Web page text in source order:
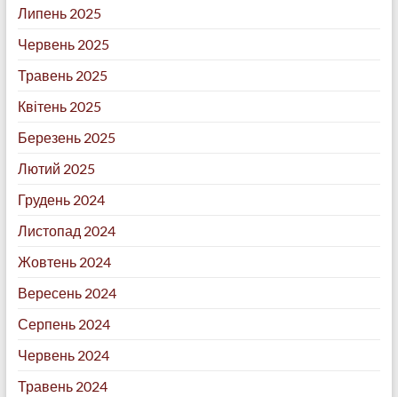
Липень 2025
Червень 2025
Травень 2025
Квітень 2025
Березень 2025
Лютий 2025
Грудень 2024
Листопад 2024
Жовтень 2024
Вересень 2024
Серпень 2024
Червень 2024
Травень 2024